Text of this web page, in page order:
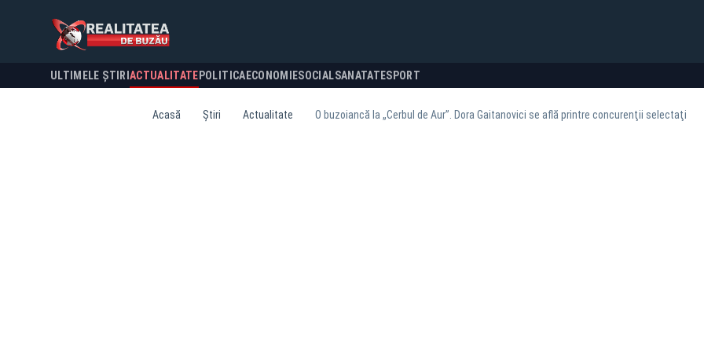
ULTIMELE ȘTIRI ACTUALITATE POLITICA ECONOMIESOCIALSANATATESPORT
Acasă Știri Actualitate O buzoiancă la „Cerbul de Aur”. Dora Gaitanovici se află printre concurenţii selectaţi